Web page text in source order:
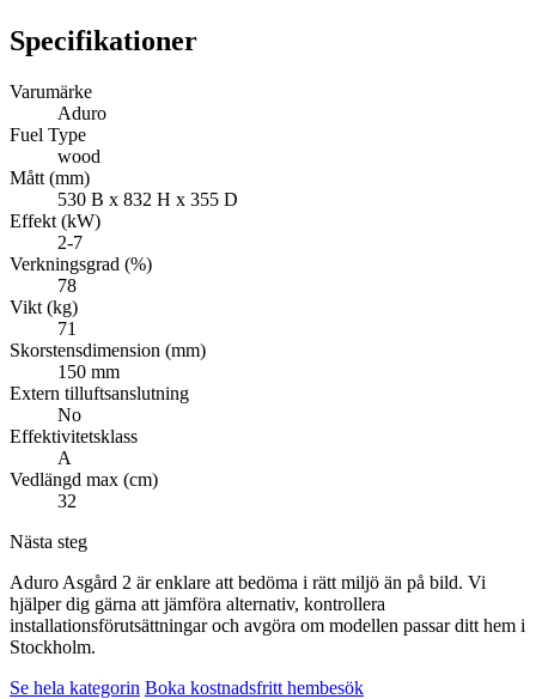
Specifikationer
Varumärke
Aduro
Fuel Type
wood
Mått (mm)
530 B x 832 H x 355 D
Effekt (kW)
2-7
Verkningsgrad (%)
78
Vikt (kg)
71
Skorstensdimension (mm)
150 mm
Extern tilluftsanslutning
No
Effektivitetsklass
A
Vedlängd max (cm)
32
Nästa steg
Aduro Asgård 2 är enklare att bedöma i rätt miljö än på bild. Vi
hjälper dig gärna att jämföra alternativ, kontrollera
installationsförutsättningar och avgöra om modellen passar ditt hem i
Stockholm.
Se hela kategorin Boka kostnadsfritt hembesök